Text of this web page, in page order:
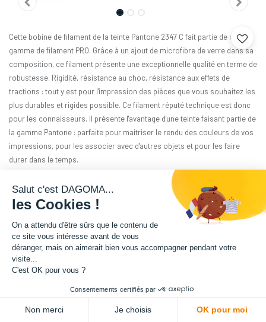
Cette bobine de filament de la teinte Pantone 2347 C fait partie de notre
gamme de filament PRO. Grâce à un ajout de microfibre de verre dans sa
composition, ce filament présente une exceptionnelle qualité en terme de
robustesse. Rigidité, résistance au choc, résistance aux effets de
tractions : tout y est pour l'impression des pièces que vous souhaitez les
plus durables et rigides possible. Ce filament réputé technique est donc
pour les connaisseurs. Il présente l'avantage d'une teinte faisant partie de
la gamme Pantone : parfaite pour maitriser le rendu des couleurs de vos
impressions, pour les associer avec d'autres objets et pour les faire
durer dans le temps.
Matière : PA12-GF
Grammage : 500 g
Couleur : Rouge Pompier
Salut c'est DAGOMA...
les Cookies !
On a attendu d'être sûrs que le contenu de
ce site vous intéresse avant de vous
déranger, mais on aimerait bien vous accompagner pendant votre
visite...
C'est OK pour vous ?
Consentements certifiés par
Non merci Je choisis OK pour moi